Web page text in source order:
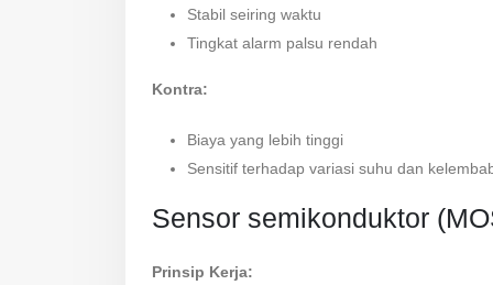
Stabil seiring waktu
Tingkat alarm palsu rendah
Kontra:
Biaya yang lebih tinggi
Sensitif terhadap variasi suhu dan
Sensor semikonduktor
Prinsip Kerja: